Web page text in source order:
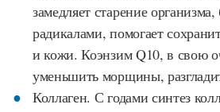
замедляет старение
радикалами, помогает
и кожи. Коэнзим Q10, в свою
уменьшить морщины,
Коллаген. С годами синтез